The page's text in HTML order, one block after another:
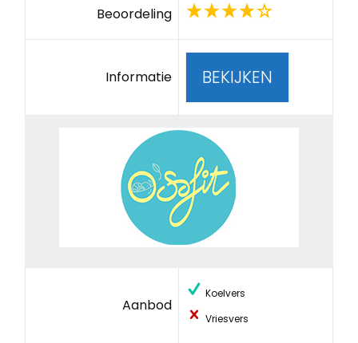
Beoordeling
Informatie BEKIJKEN
Aanbod
Koelvers
Vriesvers